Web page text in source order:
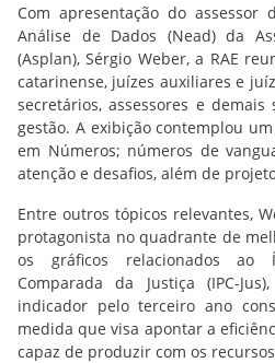
Com apresentação do assessor
Análise de Dados (Nead) da
(Asplan), Sérgio Weber, a RAE
catarinense, juízes auxiliares e
secretários, assessores e
gestão. A exibição contemplou
em Números; números de
atenção e desafios, além de
Entre outros tópicos relevantes,
protagonista no quadrante de
os gráficos relacionados ao
Comparada da Justiça (IPC-
indicador pelo terceiro ano
medida que visa apontar a
capaz de produzir com os